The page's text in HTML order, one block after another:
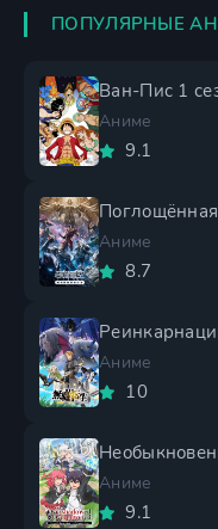
ПОПУЛЯРНЫЕ
Ван-Пис 1
Аниме
9.1
Аниме
8.7
Аниме
10
Аниме
9.1